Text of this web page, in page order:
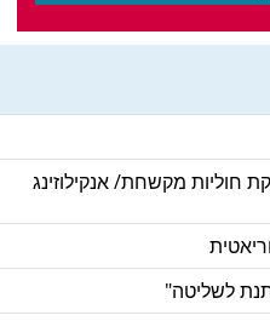
חוליות מקשחת/ אנקילוזינג
לשליטה"